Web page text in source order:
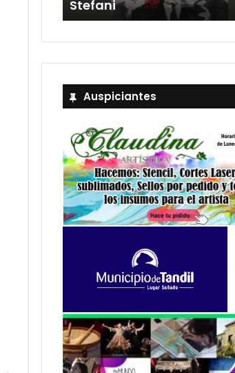
Stefani
Auspiciantes